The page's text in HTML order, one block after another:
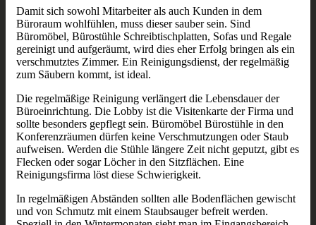
Damit sich sowohl Mitarbeiter als auch Kunden in dem
Büroraum wohlfühlen, muss dieser sauber sein. Sind
Büromöbel, Bürostühle Schreibtischplatten, Sofas und Regale
gereinigt und aufgeräumt, wird dies eher Erfolg bringen als ein
verschmutztes Zimmer. Ein Reinigungsdienst, der regelmäßig
zum Säubern kommt, ist ideal.
Die regelmäßige Reinigung verlängert die Lebensdauer der
Büroeinrichtung. Die Lobby ist die Visitenkarte der Firma und
sollte besonders gepflegt sein. Büromöbel Bürostühle in den
Konferenzräumen dürfen keine Verschmutzungen oder Staub
aufweisen. Werden die Stühle längere Zeit nicht geputzt, gibt es
Flecken oder sogar Löcher in den Sitzflächen. Eine
Reinigungsfirma löst diese Schwierigkeit.
In regelmäßigen Abständen sollten alle Bodenflächen gewischt
und von Schmutz mit einem Staubsauger befreit werden.